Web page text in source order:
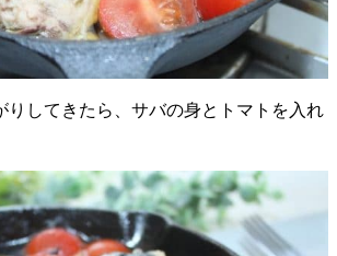
りしてきたら、サバの身とトマトを入れ